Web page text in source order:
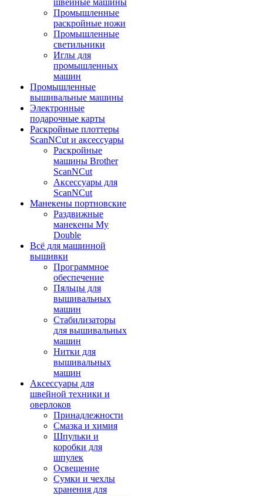
швейные машины
Промышленные
раскройные ножи
Промышленные
светильники
Иглы для
промышленных
машин
Промышленные
вышивальные машины
Электронные
подарочные карты
Раскройные плоттеры
ScanNCut и аксессуары
Раскройные
машины Brother
ScanNCut
Аксессуары для
ScanNCut
Манекены портновские
Раздвижные
манекены My
Double
Всё для машинной
вышивки
Программное
обеспечение
Пяльцы для
вышивальных
машин
Стабилизаторы
для вышивальных
машин
Нитки для
вышивальных
машин
Аксессуары для
швейной техники и
оверлоков
Принадлежности
Смазка и химия
Шпульки и
коробки для
шпулек
Освещение
Сумки и чехлы
хранения для